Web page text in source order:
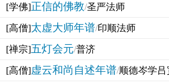
[学佛]正信的佛教/圣严法师
[高僧]太虚大师年谱/印顺法师
[禅宗]五灯会元/普济
[高僧]虚云和尚自述年谱/顺德岑学吕